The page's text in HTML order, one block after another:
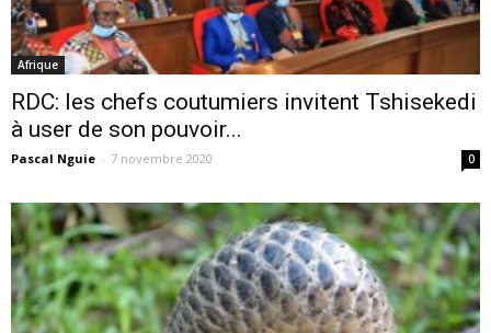
Afrique
RDC: les chefs coutumiers invitent Tshisekedi
à user de son pouvoir...
Pascal Nguie - 7 novembre 2020 0